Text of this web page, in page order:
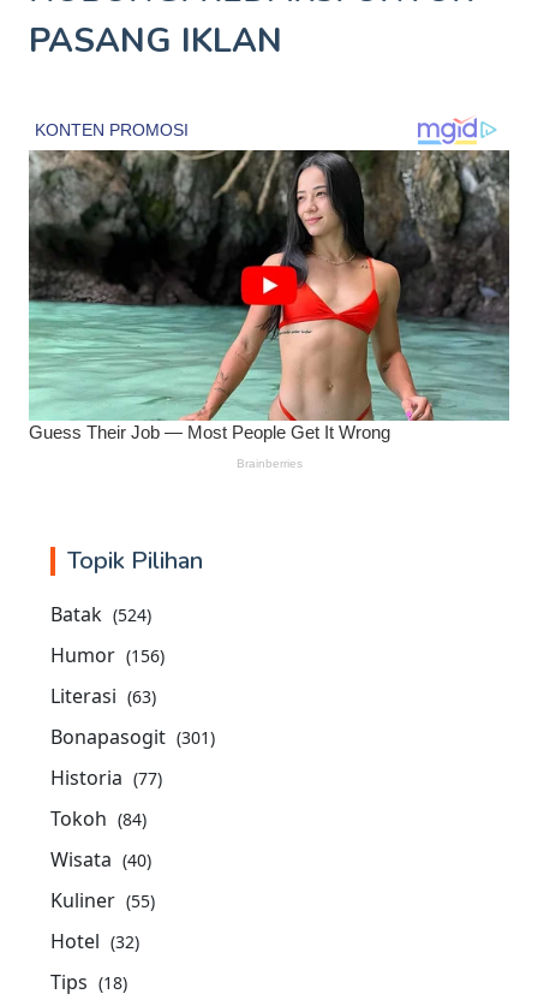
PASANG IKLAN
Topik Pilihan
Batak (524)
Humor (156)
Literasi (63)
Bonapasogit (301)
Historia (77)
Tokoh (84)
Wisata (40)
Kuliner (55)
Hotel (32)
Tips (18)